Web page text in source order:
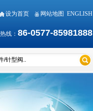
设为首页 网站地图 ENGLISH
线： 86-0577-85981888